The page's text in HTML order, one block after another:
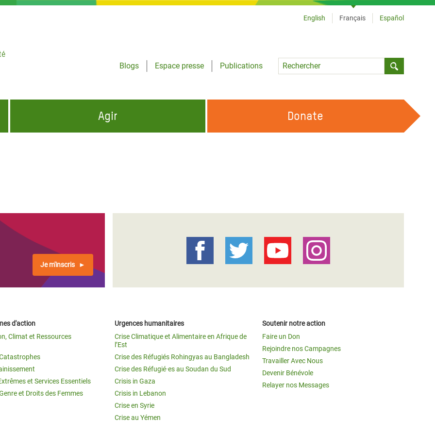
Blogs
Espace presse
Publications
Language
English Français Español
et
en Afrique de
Yémen
Réfugié·es au
du Sud
Syrie
Agir Donate
Je m'inscris
d'action
Climat et Ressources
et Services Essentiels
et Droits des Femmes
Urgences humanitaires
Crise Climatique et Alimentaire en Afrique de
l’Est
Crise des Réfugiés Rohingyas au Bangladesh
Crise des Réfugié·es au Soudan du Sud
Crisis in Gaza
Crisis in Lebanon
Crise en Syrie
Crise au Yémen
Soutenir notre action
Faire un Don
Rejoindre nos Campagnes
Travailler Avec Nous
Devenir Bénévole
Relayer nos Messages